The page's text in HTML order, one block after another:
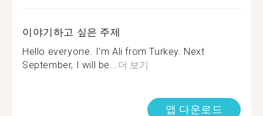
이야기하고 싶은 주제
Hello everyone. I'm Ali from Turkey. Next
September, I will be...더 보기
앱 다운로드